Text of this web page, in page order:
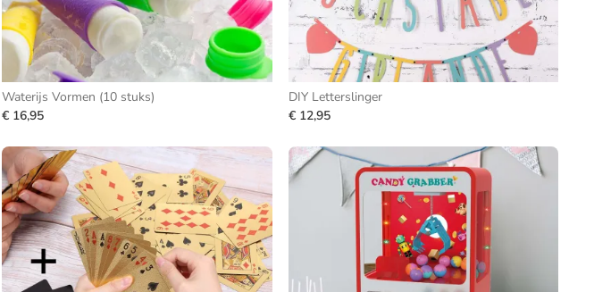
Waterijs Vormen (10 stuks)
€ 16,95
DIY Letterslinger
€ 12,95